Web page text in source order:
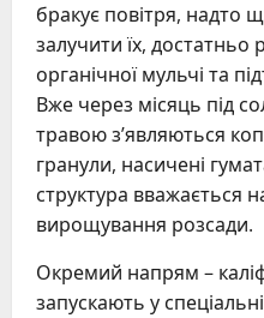
бракує повітря,
залучити їх,
органічної мульчі та
Вже через місяць під
травою з’являються
гранули, насичені
структура вважається
вирощування розсади.
Окремий напрям –
запускають у